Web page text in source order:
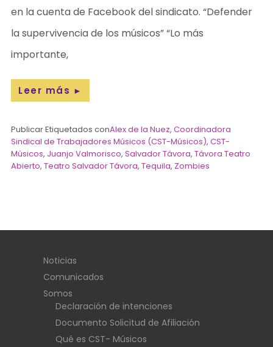
en la cuenta de Facebook del sindicato. “Defender
la supervivencia de los músicos” “Lo más
importante,
Leer más ►
Publicar Etiquetados conAlex de la Nuez,Coordinadora
Sindical de Trabajadores Músicos (CST-Músicos),CST-
Músicos, Juanjo Valmorisco,Salvador Távora,Távora Teatro
Abierto,Teatro Salvador Távora,Tequila, Zombies
Noticias
Comunicados
Somos
Declaración de intenciones
Documento Solicitud de Afiliación
Qué es CST- Músicos